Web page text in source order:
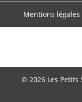
Mentions légales
© 2026 Les Petits